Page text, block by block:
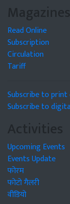
Magazines
Read Online
Subscription
Circulation
Tariff
Subscribe to
Subscribe to
Activities
Upcoming Events
Events Update
फोरम
फोटो गैलरी
वीडियो